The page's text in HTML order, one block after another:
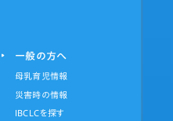
一般の方へ
母乳育児情報
災害時の情報
IBCLCを探す